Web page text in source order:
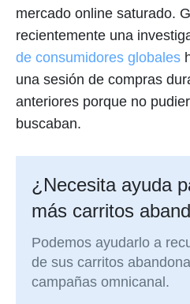
mercado online saturado.
recientemente una
de consumidores globales
una sesión de compras
anteriores porque no
buscaban.
¿Necesita ayuda
más carritos
Podemos ayudarlo a
de sus carritos
campañas omnicanal.